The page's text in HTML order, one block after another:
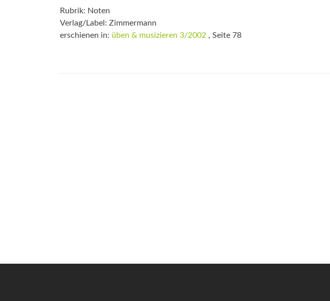
Rubrik: Noten
Verlag/Label: Zimmermann
erschienen in: üben & musizieren 3/2002 , Seite 78